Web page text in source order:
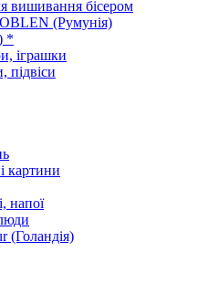
вишивання бісером
(Румунія)
*
іграшки
підвіси
картини
напої
(Голандія)